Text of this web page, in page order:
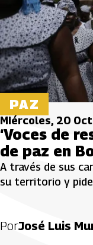
PAZ
Miércoles, 20
‘Voces de
de paz en
A través de sus
su territorio y
PorJosé Luis